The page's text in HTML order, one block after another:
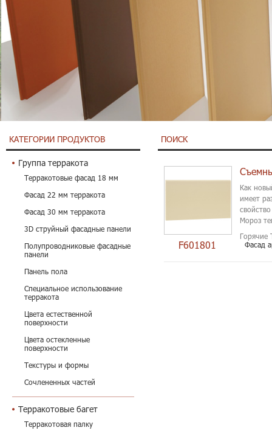
КАТЕГОРИИ ПРОДУКТОВ
Группа терракота
Терракотовые фасад 18 мм
Фасад 22 мм терракота
Фасад 30 мм терракота
3D струйный фасадные панели
Полупроводниковые фасадные
панели
Панель пола
Специальное использование
терракота
Цвета естественной
поверхности
Цвета остекленные
поверхности
Текстуры и формы
Сочлененных частей
Терракотовые багет
Терракотовая палку
ПОИСК
F601801
Как
имеет
Мороз
Горячие
Фасад